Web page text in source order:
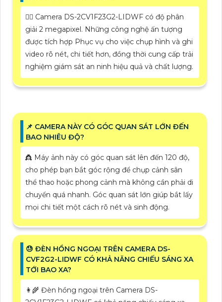
❤️‍💋‍ Camera DS-2CV1F23G2-LIDWF có độ phân
giải 2 megapixel. Những công nghệ ấn tượng
được tích hợp Phục vụ cho việc chụp hình và ghi
video rõ nét, chi tiết hơn, đồng thời cung cấp trải
nghiệm giám sát an ninh hiệu quả và chất lượng.
📌 CAMERA NÀY CÓ GÓC QUAN SÁT LỚN ĐẾN
BAO NHIÊU ĐỘ?
👸 Máy ảnh này có góc quan sát lên đến 120 độ,
cho phép bạn bắt góc rộng để chụp cảnh sân
thể thao hoặc phong cảnh mà không cần phải di
chuyển quá nhanh. Góc quan sát lớn giúp bắt lấy
mọi chi tiết một cách rõ nét và sinh động.
😓 ĐÈN HỒNG NGOẠI TRÊN CAMERA DS-
CVF2G2-LIDWF CÓ KHẢ NĂNG CHIẾU SÁNG XA
TỚI BAO XA?
👩‍🌾 Đèn hồng ngoại trên Camera DS-